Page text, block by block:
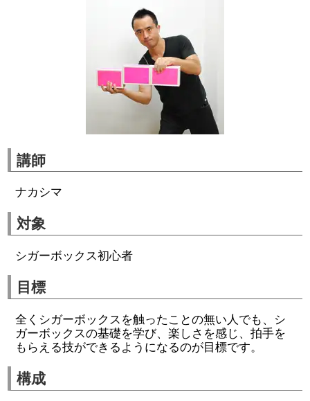
講師
ナカシマ
対象
シガーボックス初心者
目標
全くシガーボックスを触ったことの無い人でも、シ
ガーボックスの基礎を学び、楽しさを感じ、拍手を
もらえる技ができるようになるのが目標です。
構成